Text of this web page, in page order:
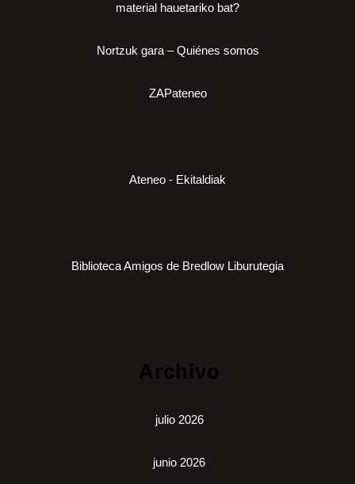
material hauetariko bat?
Nortzuk gara – Quiénes somos
ZAPateneo
Ateneo - Ekitaldiak
Biblioteca Amigos de Bredlow Liburutegia
Archivo
julio 2026
junio 2026